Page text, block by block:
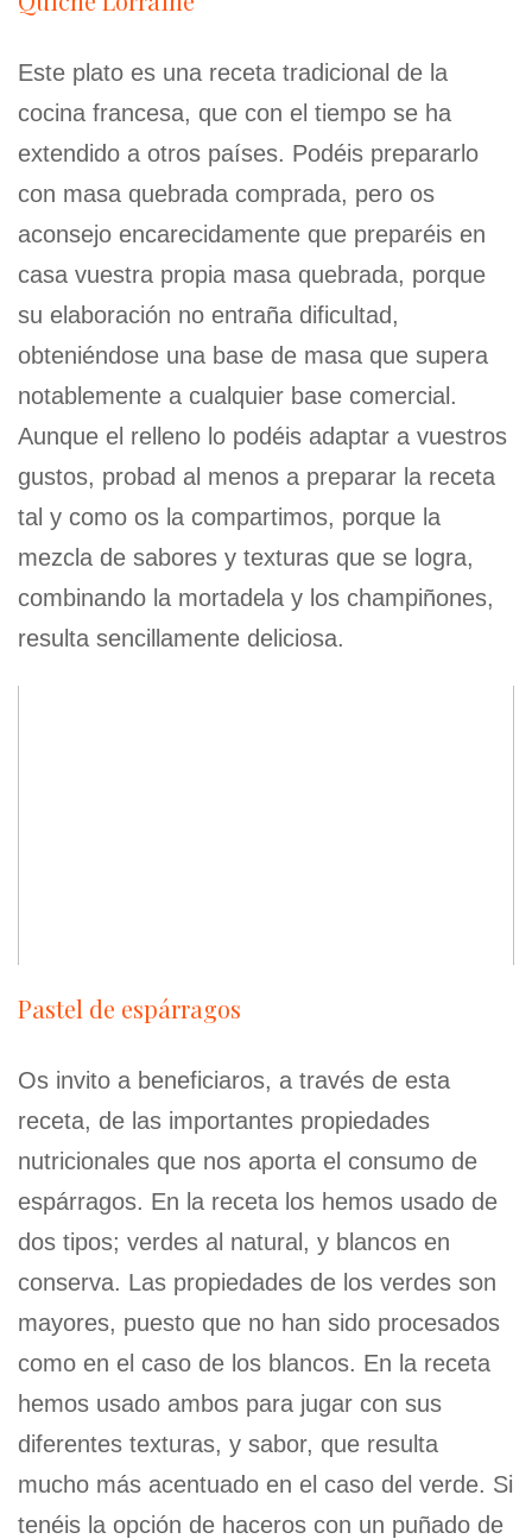
Este plato es una receta tradicional de la
cocina francesa, que con el tiempo se ha
extendido a otros países. Podéis prepararlo
con masa quebrada comprada, pero os
aconsejo encarecidamente que preparéis en
casa vuestra propia masa quebrada, porque
su elaboración no entraña dificultad,
obteniéndose una base de masa que supera
notablemente a cualquier base comercial.
Aunque el relleno lo podéis adaptar a vuestros
gustos, probad al menos a preparar la receta
tal y como os la compartimos, porque la
mezcla de sabores y texturas que se logra,
combinando la mortadela y los champiñones,
resulta sencillamente deliciosa.
Pastel de espárragos
Os invito a beneficiaros, a través de esta
receta, de las importantes propiedades
nutricionales que nos aporta el consumo de
espárragos. En la receta los hemos usado de
dos tipos; verdes al natural, y blancos en
conserva. Las propiedades de los verdes son
mayores, puesto que no han sido procesados
como en el caso de los blancos. En la receta
hemos usado ambos para jugar con sus
diferentes texturas, y sabor, que resulta
mucho más acentuado en el caso del verde. Si
tenéis la opción de haceros con un puñado de